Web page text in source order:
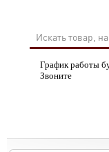
График работы
Звоните